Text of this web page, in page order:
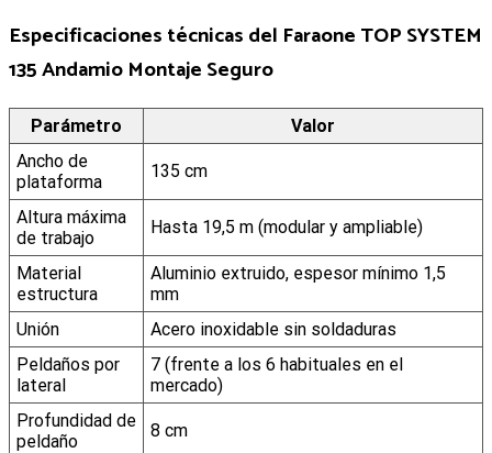
Especificaciones técnicas del Faraone TOP SYSTEM
135 Andamio Montaje Seguro
Parámetro
Valor
Ancho de
plataforma
135 cm
Altura máxima
de trabajo
Hasta 19,5 m (modular y ampliable)
Material
estructura
Aluminio extruido, espesor mínimo 1,5
mm
Unión
Acero inoxidable sin soldaduras
Peldaños por
lateral
7 (frente a los 6 habituales en el
mercado)
Profundidad de
peldaño
8 cm